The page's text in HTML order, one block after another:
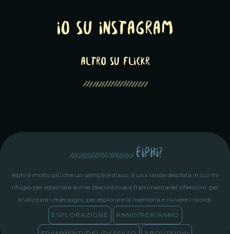
Io su Instagram
altro su Flickr
eiphi?
eiphi è molto più che un semplice diario, è una landa desolata in cui mi
rifugio per esternare le mie /discontinue e frammentarie/ riflessioni, per
analizzare i miei sogni, per esplorare la memoria e rivivere i ricordi.
ESPLORAZIONE
ANNO/PER/ANNO